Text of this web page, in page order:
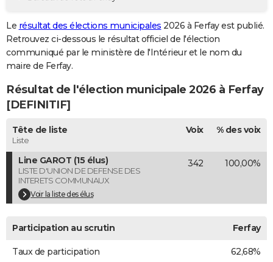
GUIDES D'ACHAT
BONS PLANS
CARTE DE VOEUX
Carte de Noël
Carte Bonne année
Carte Saint-Valentin
Carte Pâques
Carte d'anniversaire
DICTIONNAIRE
Dictionnaire
Biographies
Citations
Expressions
Proverbes
PROGRAMME TV
COPAINS D'AVANT
S'inscrire
Se connecter
Lycées
Collèges
Primaires
Universités
Entreprises
Service militaire
Avis de recherche
AVIS DE DÉCÈS
Bricolage
Lifestyle
Culture
Sport
Auto
Television
Voyage
Cinema
Le résultat des élections municipales 2026 à Ferfay est publié.
Retrouvez ci-dessous le résultat officiel de l'élection
communiqué par le ministère de l'Intérieur et le nom du
maire de Ferfay.
Résultat de l'élection municipale 2026 à Ferfay
[DEFINITIF]
Tête de liste
Liste
Voix % des voix
Line GAROT (15 élus)
LISTE D'UNION DE DEFENSE DES
INTERETS COMMUNAUX
Voir la liste des élus
342 100,00%
Participation au scrutin Ferfay
Taux de participation 62,68%